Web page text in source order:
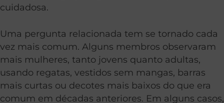
cuidadosa.
Uma pergunta relacionada tem se tornado cada
vez mais comum. Alguns membros observaram
mais mulheres, tanto jovens quanto adultas,
usando regatas, vestidos sem mangas, barras
mais curtas ou decotes mais baixos do que era
comum em décadas anteriores. Em alguns casos,